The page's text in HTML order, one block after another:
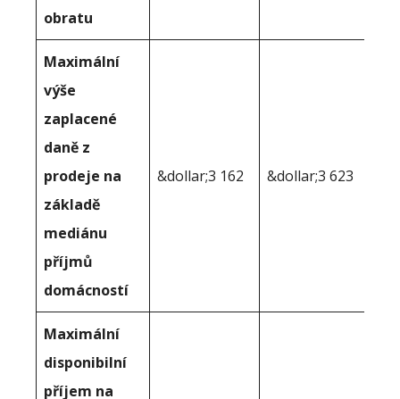
obratu
Maximální
výše
zaplacené
daně z
prodeje na
základě
mediánu
příjmů
domácností
&dollar;3 162 &dollar;3 623
Maximální
disponibilní
příjem na